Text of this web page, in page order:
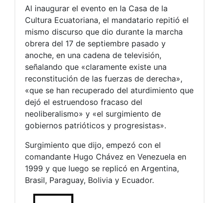
Al inaugurar el evento en la Casa de la
Cultura Ecuatoriana, el mandatario repitió el
mismo discurso que dio durante la marcha
obrera del 17 de septiembre pasado y
anoche, en una cadena de televisión,
señalando que «claramente existe una
reconstitución de las fuerzas de derecha»,
«que se han recuperado del aturdimiento que
dejó el estruendoso fracaso del
neoliberalismo» y «el surgimiento de
gobiernos patrióticos y progresistas».
Surgimiento que dijo, empezó con el
comandante Hugo Chávez en Venezuela en
1999 y que luego se replicó en Argentina,
Brasil, Paraguay, Bolivia y Ecuador.